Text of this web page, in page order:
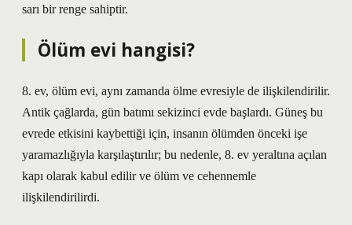
sarı bir renge sahiptir.
Ölüm evi hangisi?
8. ev, ölüm evi, aynı zamanda ölme evresiyle de ilişkilendirilir.
Antik çağlarda, gün batımı sekizinci evde başlardı. Güneş bu
evrede etkisini kaybettiği için, insanın ölümden önceki işe
yaramazlığıyla karşılaştırılır; bu nedenle, 8. ev yeraltına açılan
kapı olarak kabul edilir ve ölüm ve cehennemle
ilişkilendirilirdi.